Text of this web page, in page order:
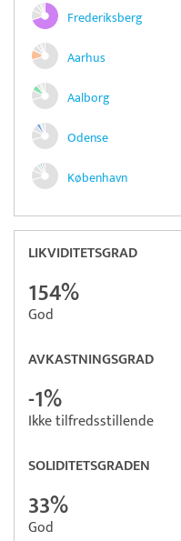
Frederiksberg
Aarhus
Aalborg
Odense
København
LIKVIDITETSGRAD
154%
God
AVKASTNINGSGRAD
-1%
Ikke tilfredsstillende
SOLIDITETSGRADEN
33%
God